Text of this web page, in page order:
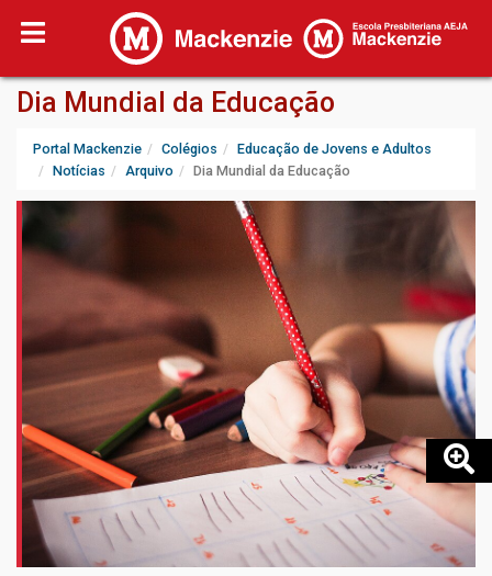
Dia Mundial da Educação
Portal Mackenzie Colégios
Educação de Jovens e Adultos
Notícias
Arquivo Dia Mundial da Educação